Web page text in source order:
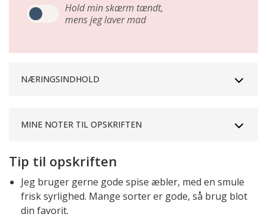
Hold min skærm tændt,
mens jeg laver mad
NÆRINGSINDHOLD
MINE NOTER TIL OPSKRIFTEN
Tip til opskriften
Jeg bruger gerne gode spise æbler, med en smule
frisk syrlighed. Mange sorter er gode, så brug blot
din favorit.